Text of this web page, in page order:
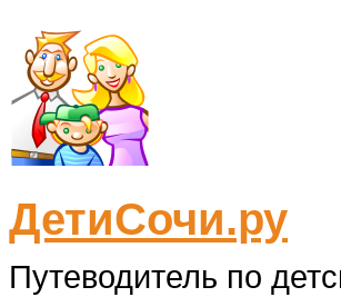
ДетиСочи.ру
Путеводитель по